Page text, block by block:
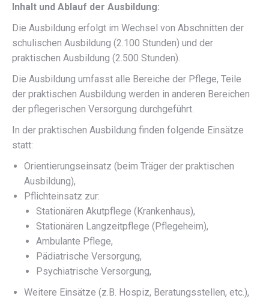
Inhalt und Ablauf der Ausbildung:
Die Ausbildung erfolgt im Wechsel von Abschnitten der
schulischen Ausbildung (2.100 Stunden) und der
praktischen Ausbildung (2.500 Stunden).
Die Ausbildung umfasst alle Bereiche der Pflege, Teile
der praktischen Ausbildung werden in anderen Bereichen
der pflegerischen Versorgung durchgeführt.
In der praktischen Ausbildung finden folgende Einsätze
statt:
Orientierungseinsatz (beim Träger der praktischen
Ausbildung),
Pflichteinsatz zur:
Stationären Akutpflege (Krankenhaus),
Stationären Langzeitpflege (Pflegeheim),
Ambulante Pflege,
Pädiatrische Versorgung,
Psychiatrische Versorgung,
Weitere Einsätze (z.B. Hospiz, Beratungsstellen, etc.),